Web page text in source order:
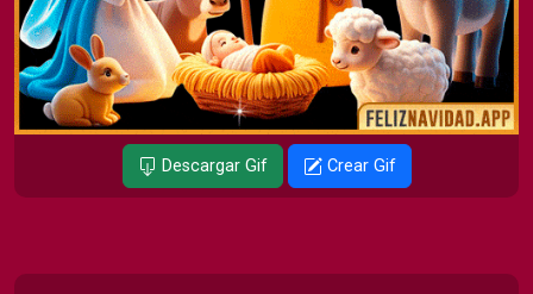
Descargar Gif Crear Gif